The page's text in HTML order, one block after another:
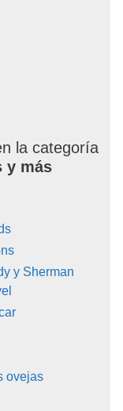
la categoría
y más
y Sherman
ovejas